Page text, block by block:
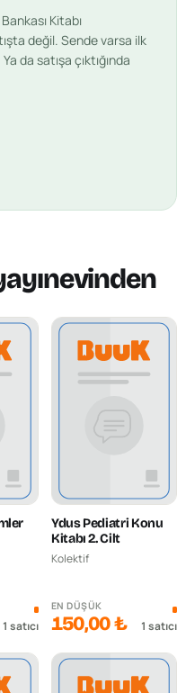
Kitabı
değil. Sende varsa ilk
da satışa çıktığında
1 satıcı
Ydus Pediatri Konu
Kitabı 2. Cilt
Kolektif
EN DÜŞÜK
150,00 ₺ 1 satıcı